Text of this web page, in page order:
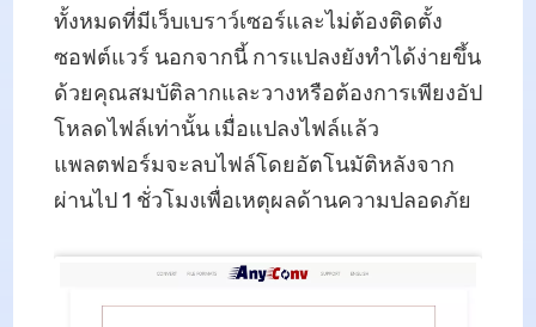
ทั้งหมดที่มีเว็บเบราว์เซอร์และไม่ต้องติดตั้ง
ซอฟต์แวร์ นอกจากนี้ การแปลงยังทำได้ง่ายขึ้น
ด้วยคุณสมบัติลากและวางหรือต้องการเพียงอัป
โหลดไฟล์เท่านั้น เมื่อแปลงไฟล์แล้ว
แพลตฟอร์มจะลบไฟล์โดยอัตโนมัติหลังจาก
ผ่านไป 1 ชั่วโมงเพื่อเหตุผลด้านความปลอดภัย